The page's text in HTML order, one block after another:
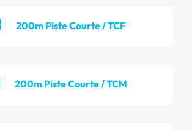
200m Piste Courte / TCF
200m Piste Courte / TCM